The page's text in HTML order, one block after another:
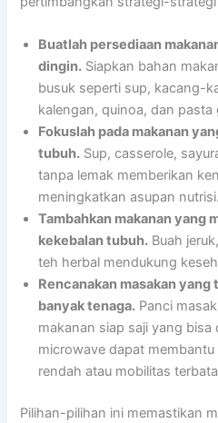
Buatlah persediaan
dingin. Siapkan bahan
busuk seperti sup, kacang-
kalengan, quinoa, dan pasta
Fokuslah pada makanan
tubuh. Sup, casserole,
tanpa lemak memberikan
meningkatkan asupan nutrisi.
Tambahkan makanan yang
kekebalan tubuh. Buah
teh herbal mendukung
Rencanakan masakan
banyak tenaga. Panci
makanan siap saji yang
microwave dapat
rendah atau mobilitas
Pilihan-pilihan ini memastikan